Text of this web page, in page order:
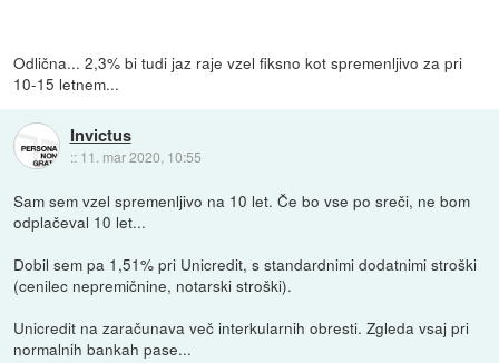
Odlična... 2,3% bi tudi jaz raje vzel fiksno kot spremenljivo za pri
10-15 letnem...
Invictus
:: 11. mar 2020, 10:55
Sam sem vzel spremenljivo na 10 let. Če bo vse po sreči, ne bom
odplačeval 10 let...
Dobil sem pa 1,51% pri Unicredit, s standardnimi dodatnimi stroški
(cenilec nepremičnine, notarski stroški).
Unicredit na zaračunava več interkularnih obresti. Zgleda vsaj pri
normalnih bankah pase...